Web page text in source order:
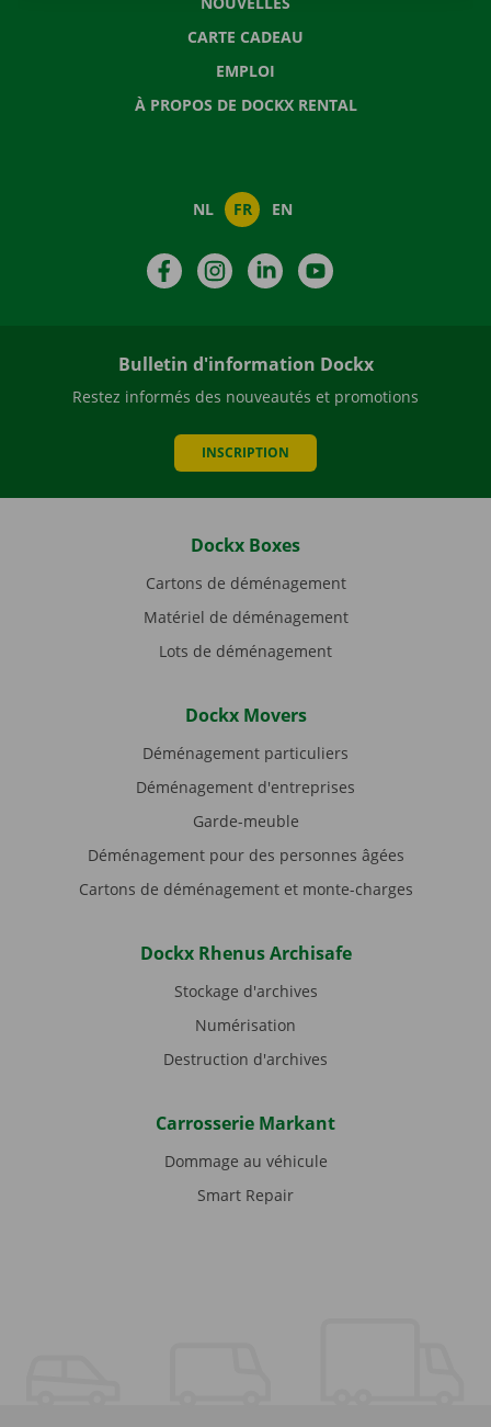
CARTE CADEAU
EMPLOI
À PROPOS DE DOCKX RENTAL
NL FR EN
FacebookInstagramLinkedIn
Bulletin d'information Dockx
Restez informés des nouveautés et promotions
INSCRIPTION
Dockx Boxes
Cartons de déménagement
Matériel de déménagement
Lots de déménagement
Dockx Movers
Déménagement particuliers
Déménagement d'entreprises
Garde-meuble
Déménagement pour des personnes âgées
Cartons de déménagement et monte-charges
Dockx Rhenus Archisafe
Stockage d'archives
Numérisation
Destruction d'archives
Carrosserie Markant
Dommage au véhicule
Smart Repair